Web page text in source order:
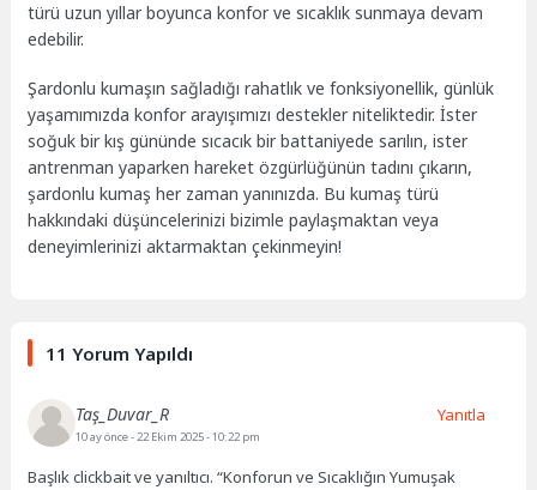
türü uzun yıllar boyunca konfor ve sıcaklık sunmaya devam
edebilir.
Şardonlu kumaşın sağladığı rahatlık ve fonksiyonellik, günlük
yaşamımızda konfor arayışımızı destekler niteliktedir. İster
soğuk bir kış gününde sıcacık bir battaniyede sarılın, ister
antrenman yaparken hareket özgürlüğünün tadını çıkarın,
şardonlu kumaş her zaman yanınızda. Bu kumaş türü
hakkındaki düşüncelerinizi bizimle paylaşmaktan veya
deneyimlerinizi aktarmaktan çekinmeyin!
11 Yorum Yapıldı
Taş_Duvar_R
10 ay önce- 22 Ekim 2025 - 10:22 pm
Başlık clickbait ve yanıltıcı. “Konforun ve Sıcaklığın Yumuşak
Yanıtla